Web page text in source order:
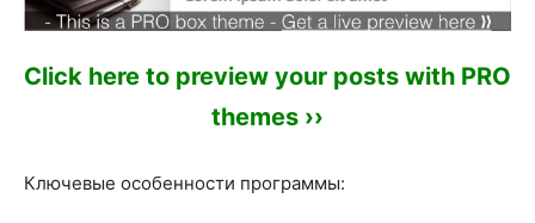
Click here to preview your posts with PRO
themes ››
Ключевые особенности программы: